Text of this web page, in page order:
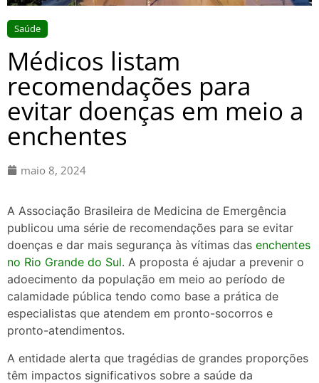
Saúde
Médicos listam
recomendações para
evitar doenças em meio a
enchentes
maio 8, 2024
A Associação Brasileira de Medicina de Emergência
publicou uma série de recomendações para se evitar
doenças e dar mais segurança às vítimas das enchentes
no Rio Grande do Sul. A proposta é ajudar a prevenir o
adoecimento da população em meio ao período de
calamidade pública tendo como base a prática de
especialistas que atendem em pronto-socorros e
pronto-atendimentos.
A entidade alerta que tragédias de grandes proporções
têm impactos significativos sobre a saúde da